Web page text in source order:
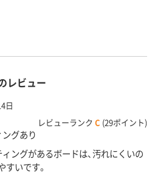
レビュー
日
レビューランク C (29ポイント)
グあり
ングがあるボードは、汚れにくいの
すいです。